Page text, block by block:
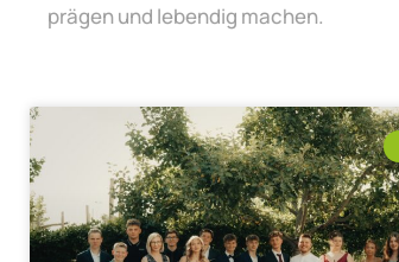
prägen und lebendig machen.